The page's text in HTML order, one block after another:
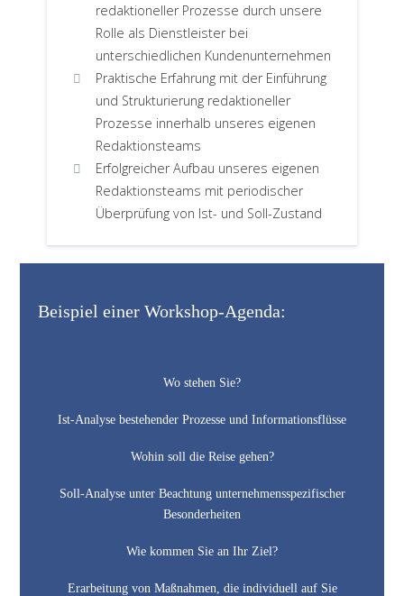
redaktioneller Prozesse durch unsere
Rolle als Dienstleister bei
unterschiedlichen Kundenunternehmen
Praktische Erfahrung mit der Einführung
und Strukturierung redaktioneller
Prozesse innerhalb unseres eigenen
Redaktionsteams
Erfolgreicher Aufbau unseres eigenen
Redaktionsteams mit periodischer
Überprüfung von Ist- und Soll-Zustand
Beispiel einer Workshop-Agenda:
Wo stehen Sie?
Ist-Analyse bestehender Prozesse und Informationsflüsse
Wohin soll die Reise gehen?
Soll-Analyse unter Beachtung unternehmensspezifischer
Besonderheiten
Wie kommen Sie an Ihr Ziel?
Erarbeitung von Maßnahmen, die individuell auf Sie